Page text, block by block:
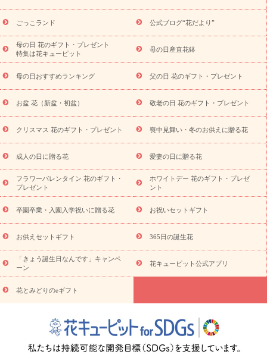
ら探す
お祝いの花特集 当日配達特急便 お祝い商品一覧
念日
結婚祝い 出産祝い 退院祝い・快気祝い
寿祝い
プチギフト ペットのお祝いフラワー
供え・お悔やみ商品一覧
お供え・お悔やみの花
四十九日法要以
お供え プリザーブドフラワー
ペットのお供えフラワー
お盆（新
盆・初盆）
その他 お祝い返し お見舞い
お取り寄せギフト
ビジネス用
ご自宅用 観葉植物 ミディ胡蝶蘭
プリザーブ
ドフラワー
スタイルから探す アレンジメント 花束
スタ
ンド花
お祝い お供え・お悔やみ 胡蝶蘭 胡蝶蘭・花鉢
ディ胡蝶蘭・お祝い
ミディ胡蝶蘭・お供え
世界初の青色胡蝶蘭
観葉植物
観葉植物 産直多肉植物
プリザーブドフラワー
お祝い
お供え・お悔やみ 花とセットギフト
セミオーダー
プチギフト（hanamore -ハナモア-）
花とみどりのeギフト
キューピットのeGfit
カラー ピンク イエローオレンジ
レッ
ド
お花の種類 トルコキキョウ
お祝い お祝い・3000円～ お祝い・4000円～
お祝い・
5000円～
お祝い・7000円～ お祝い・ 10000円～
お供え・お
悔やみ
円～
お供え・お悔やみ・
読み物
いのマナー
定年退職祝いのマナー
お祝いを贈るときのマナー・
花キューピットのお祝いコラム一覧
誕生日のお花を「色
彩心理学」で選ぶ方法
結婚祝いの予算相場
出産祝いお役立ち情
ごっこランド 公式ブログ“花だより”
母の日 花のギフト・プレゼント
特集は花キューピット
母の日産直花鉢
母の日おすすめランキング 父の日 花のギフト・プレゼント
お盆 花（新盆・初盆） 敬老の日 花のギフト・プレゼント
クリスマス 花のギフト・プレゼント 喪中見舞い・冬のお供えに贈る花
成人の日に贈る花 愛妻の日に贈る花
フラワーバレンタイン 花のギフト・
プレゼント
ホワイトデー 花のギフト・プレゼ
ント
卒園卒業・入園入学祝いに贈る花 お祝いセットギフト
お供えセットギフト 365日の誕生花
「きょう誕生日なんです」キャンペ
ーン
花キューピット公式アプリ
花とみどりのeギフト